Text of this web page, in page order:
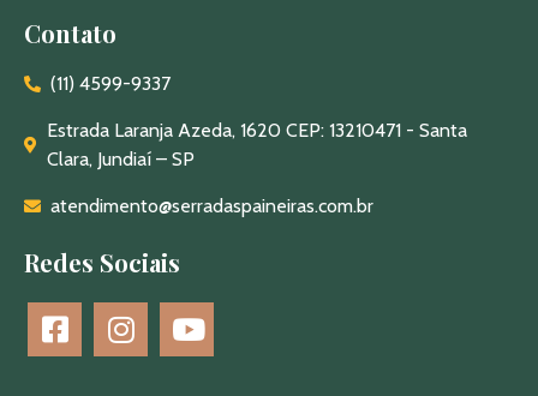
Contato
(11) 4599-9337
Estrada Laranja Azeda, 1620 CEP: 13210471 - Santa
Clara, Jundiaí – SP
atendimento@serradaspaineiras.com.br
Redes Sociais